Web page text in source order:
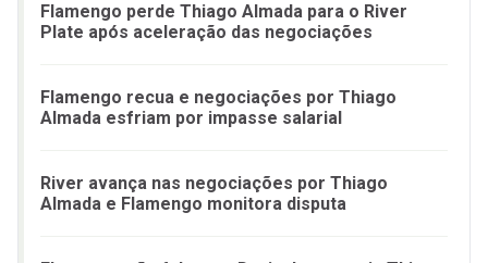
Flamengo perde Thiago Almada para o River
Plate após aceleração das negociações
Flamengo recua e negociações por Thiago
Almada esfriam por impasse salarial
River avança nas negociações por Thiago
Almada e Flamengo monitora disputa